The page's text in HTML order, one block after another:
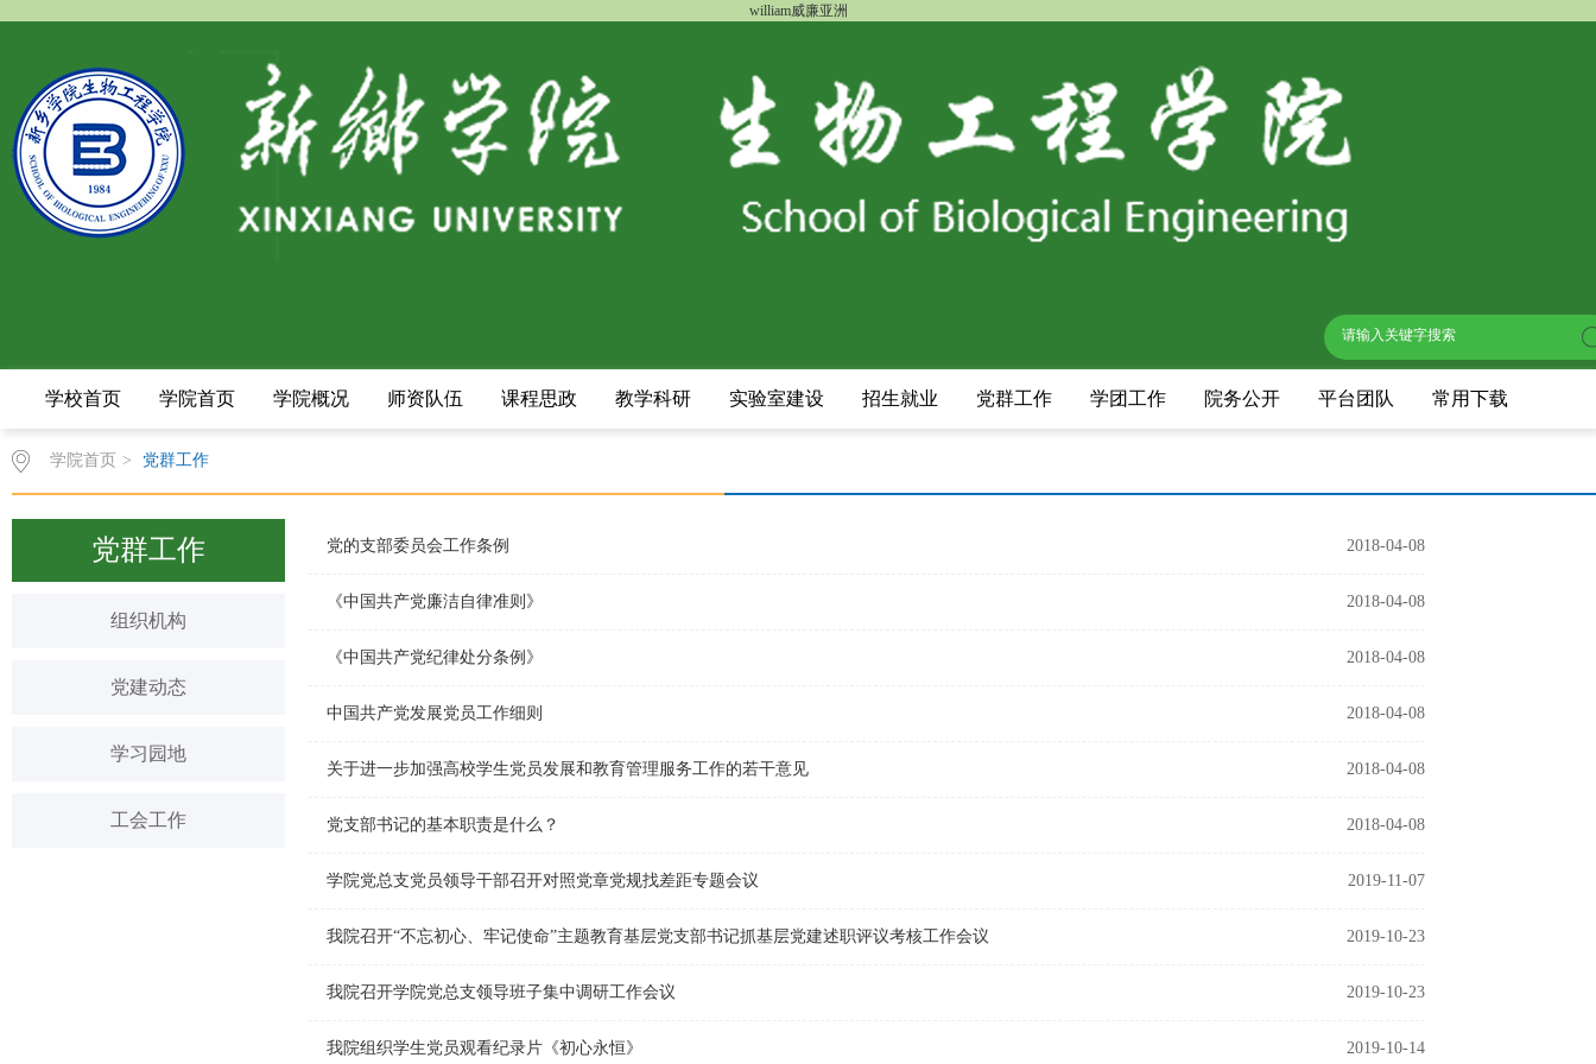
william威廉亚洲
学校首页 学院首页 学院概况 师资队伍 课程思政 教学科研 实验室建设 招生就业 党群工作 学团工作 院务公开 平台团队 常用下载
学院首页 > 党群工作
党群工作
组织机构
党建动态
学习园地
工会工作
2018-04-08
党的支部委员会工作条例
2018-04-08
《中国共产党廉洁自律准则》
2018-04-08
《中国共产党纪律处分条例》
2018-04-08
中国共产党发展党员工作细则
2018-04-08
关于进一步加强高校学生党员发展和教育管理服务工作的若干意见
2018-04-08
党支部书记的基本职责是什么？
2019-11-07
学院党总支党员领导干部召开对照党章党规找差距专题会议
2019-10-23
我院召开“不忘初心、牢记使命”主题教育基层党支部书记抓基层党建述职评议考核工作会议
2019-10-23
我院召开学院党总支领导班子集中调研工作会议
2019-10-14
我院组织学生党员观看纪录片《初心永恒》